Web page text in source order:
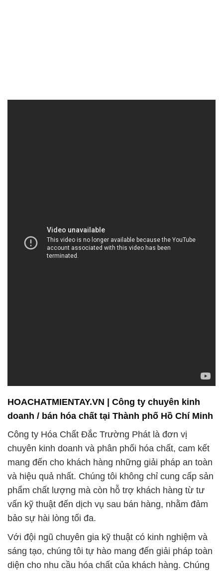
chuyên kinh doanh và phân phối hóa chất, cam kết
mang đến cho khách hàng những giải pháp an toàn
và hiệu quả nhất. Chúng tôi không chỉ cung cấp sản
phẩm chất lượng mà còn hỗ trợ khách hàng từ tư
vấn kỹ thuật đến dịch vụ sau bán hàng, nhằm đảm
bảo sự hài lòng tối đa.
Với đội ngũ chuyên gia kỹ thuật có kinh nghiệm và
sáng tạo, chúng tôi tự hào mang đến giải pháp toàn
diện cho nhu cầu hóa chất của khách hàng. Chúng
tôi luôn đồng hành và hỗ trợ quý khách hàng trong
mọi quá trình sản xuất và vận chuyển, đảm bảo
mang lại giải pháp hiệu quả nhất.
Với hơn ba thập kỷ kinh nghiệm, chúng tôi không